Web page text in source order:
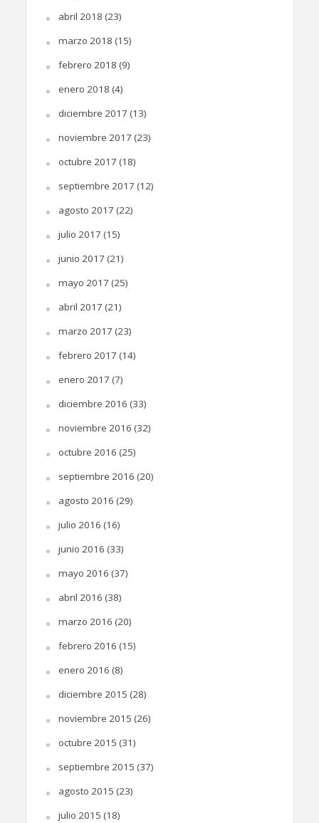
abril 2018 (23)
marzo 2018 (15)
febrero 2018 (9)
enero 2018 (4)
diciembre 2017 (13)
noviembre 2017 (23)
octubre 2017 (18)
septiembre 2017 (12)
agosto 2017 (22)
julio 2017 (15)
junio 2017 (21)
mayo 2017 (25)
abril 2017 (21)
marzo 2017 (23)
febrero 2017 (14)
enero 2017 (7)
diciembre 2016 (33)
noviembre 2016 (32)
octubre 2016 (25)
septiembre 2016 (20)
agosto 2016 (29)
julio 2016 (16)
junio 2016 (33)
mayo 2016 (37)
abril 2016 (38)
marzo 2016 (20)
febrero 2016 (15)
enero 2016 (8)
diciembre 2015 (28)
noviembre 2015 (26)
octubre 2015 (31)
septiembre 2015 (37)
agosto 2015 (23)
julio 2015 (18)